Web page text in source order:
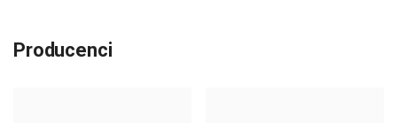
Producenci